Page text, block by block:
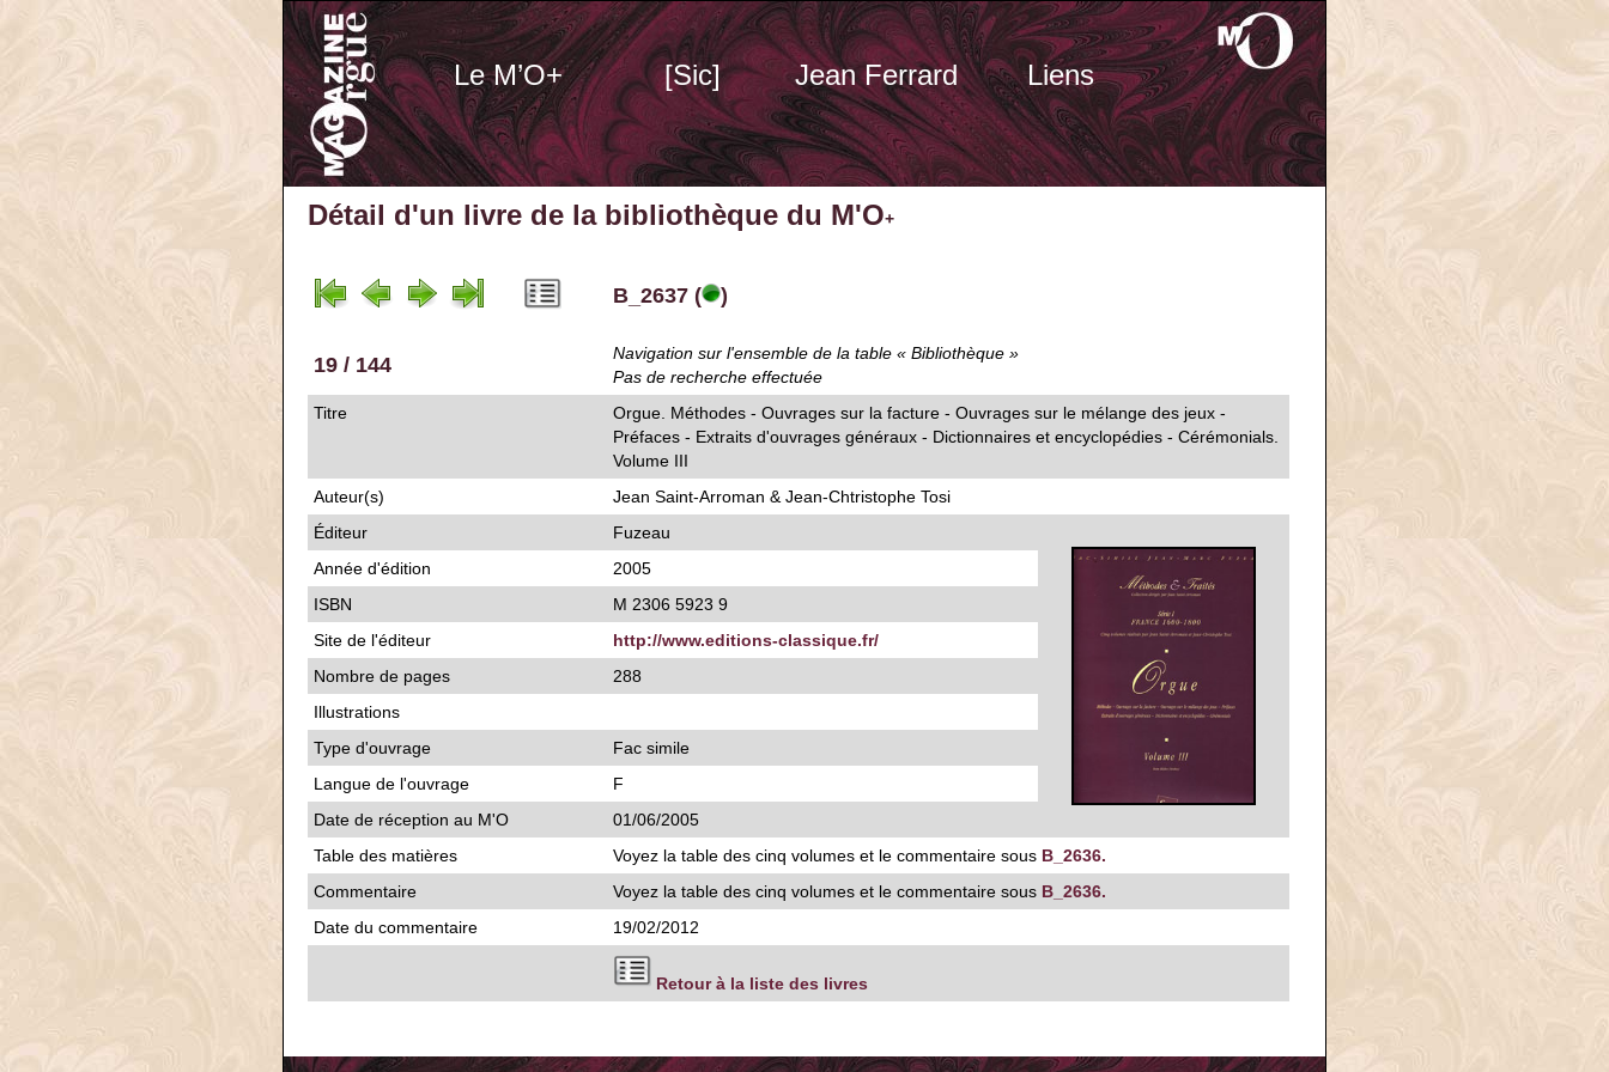
Le M’O+ [Sic] Jean Ferrard Liens
Détail d'un livre de la bibliothèque du M'O+
B_2637 ( )
19 / 144
Navigation sur l'ensemble de la table « Bibliothèque »
Pas de recherche effectuée
Titre
Orgue. Méthodes - Ouvrages sur la facture - Ouvrages sur le mélange des jeux -
Préfaces - Extraits d'ouvrages généraux - Dictionnaires et encyclopédies - Cérémonials.
Volume III
Auteur(s)
Jean Saint-Arroman & Jean-Chtristophe Tosi
Éditeur
Fuzeau
Année d'édition
2005
ISBN
M 2306 5923 9
Site de l'éditeur
http://www.editions-classique.fr/
Nombre de pages
288
Illustrations
Type d'ouvrage
Fac simile
Langue de l'ouvrage
F
Date de réception au M'O
01/06/2005
Table des matières
Voyez la table des cinq volumes et le commentaire sous B_2636.
Commentaire
Voyez la table des cinq volumes et le commentaire sous B_2636.
Date du commentaire
19/02/2012
Retour à la liste des livres